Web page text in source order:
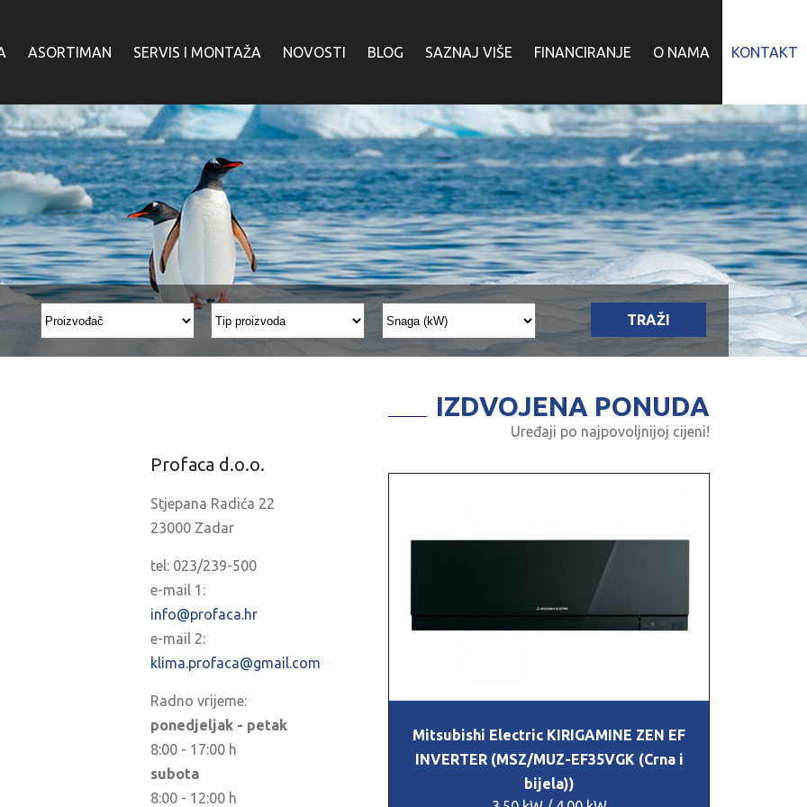
ASORTIMAN SERVIS I MONTAŽA NOVOSTI BLOG SAZNAJ VIŠE FINANCIRANJE O NAMA KONTAKT
TRAŽI
Profaca d.o.o.
Stjepana Radića 22
23000 Zadar
tel: 023/239-500
e-mail 1:
info@profaca.hr
e-mail 2:
klima.profaca@gmail.com
Radno vrijeme:
ponedjeljak - petak
8:00 - 17:00 h
subota
8:00 - 12:00 h
IZDVOJENA PONUDA
Uređaji po najpovoljnijoj cijeni!
Mitsubishi Electric KIRIGAMINE ZEN EF
INVERTER (MSZ/MUZ-EF35VGK (Crna i
bijela))